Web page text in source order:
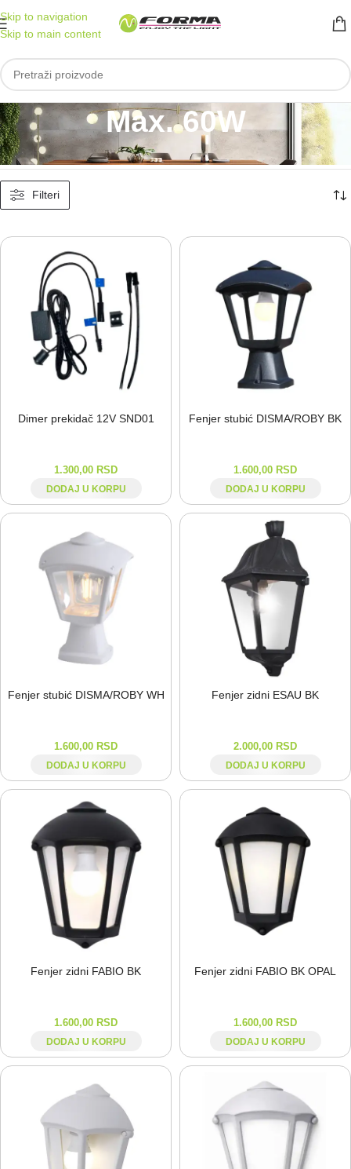
Skip to navigation
Skip to main content
Max. 60W
Početna/Proizvod Jačina/Max. 60W Prikaz 1–30 od 564 rezultata
Filteri
Dimer prekidač 12V SND01
1.300,00 RSD
DODAJ U KORPU
Fenjer stubić DISMA/ROBY BK
1.600,00 RSD
DODAJ U KORPU
Fenjer stubić DISMA/ROBY WH
1.600,00 RSD
DODAJ U KORPU
Fenjer zidni ESAU BK
2.000,00 RSD
DODAJ U KORPU
Fenjer zidni FABIO BK
1.600,00 RSD
DODAJ U KORPU
Fenjer zidni FABIO BK OPAL
1.600,00 RSD
DODAJ U KORPU